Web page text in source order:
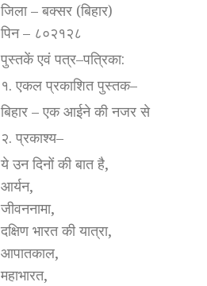
जिला – बक्सर (बिहार)
पिन – ८०२१२८
पुस्तकें एवं पत्र–पत्रिका:
१. एकल प्रकाशित पुस्तक–
बिहार – एक आईने की नजर से
२. प्रकाश्य–
ये उन दिनों की बात है,
आर्यन,
जीवननामा,
दक्षिण भारत की यात्रा,
आपातकाल,
महाभारत,